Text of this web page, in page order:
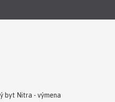
byt Nitra - výmena